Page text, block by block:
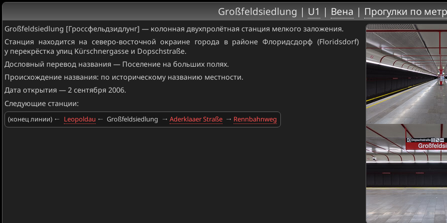
Großfeldsiedlung | U1 | Вена | Прогулки по
Großfeldsiedlung [Гроссфельдзидлунг] — колонная двухпролётная станция мелкого заложения.
Станция находится на северо-восточной окраине города в районе Флоридсдорф (Floridsdorf)
у перекрёстка улиц Kürschnergasse и Dopschstraße.
Дословный перевод названия — Поселение на больших полях.
Происхождение названия: по историческому названию местности.
Дата открытия — 2 сентября 2006.
Следующие станции:
(конец линии) Leopoldau Großfeldsiedlung Aderklaaer Straße Rennbahnweg